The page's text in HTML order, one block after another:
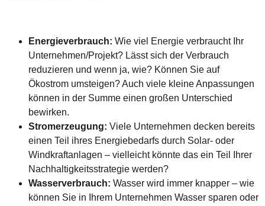
Energieverbrauch: Wie viel Energie verbraucht Ihr
Unternehmen/Projekt? Lässt sich der Verbrauch
reduzieren und wenn ja, wie? Können Sie auf
Ökostrom umsteigen? Auch viele kleine Anpassungen
können in der Summe einen großen Unterschied
bewirken.
Stromerzeugung: Viele Unternehmen decken bereits
einen Teil ihres Energiebedarfs durch Solar- oder
Windkraftanlagen – vielleicht könnte das ein Teil Ihrer
Nachhaltigkeitsstrategie werden?
Wasserverbrauch: Wasser wird immer knapper – wie
können Sie in Ihrem Unternehmen Wasser sparen oder